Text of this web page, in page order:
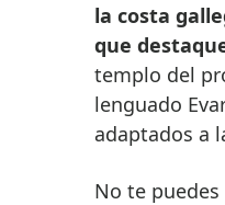
la costa
que
templo del
lenguado
adaptados a
No te